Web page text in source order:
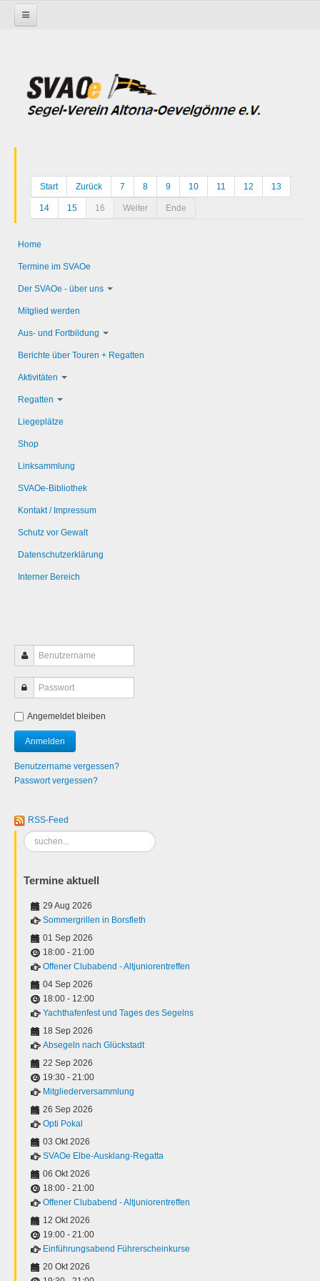
Start Zurück 7 8 9 10 11 12 13
14 15 16 Weiter Ende
Home
Termine im SVAOe
Der SVAOe - über uns
Mitglied werden
Aus- und Fortbildung
Berichte über Touren + Regatten
Aktivitäten
Regatten
Liegeplätze
Shop
Linksammlung
SVAOe-Bibliothek
Kontakt / Impressum
Schutz vor Gewalt
Datenschutzerklärung
Interner Bereich
Angemeldet bleiben
Benutzername vergessen?
Passwort vergessen?
RSS-Feed
Suchen
...
Termine aktuell
29 Aug 2026
Sommergrillen in Borsfleth
01 Sep 2026
18:00 - 21:00
Offener Clubabend - Altjuniorentreffen
04 Sep 2026
18:00 - 12:00
Yachthafenfest und Tages des Segelns
18 Sep 2026
Absegeln nach Glückstadt
22 Sep 2026
19:30 - 21:00
Mitgliederversammlung
26 Sep 2026
Opti Pokal
03 Okt 2026
SVAOe Elbe-Ausklang-Regatta
06 Okt 2026
18:00 - 21:00
Offener Clubabend - Altjuniorentreffen
12 Okt 2026
19:00 - 21:00
Einführungsabend Führerscheinkurse
20 Okt 2026